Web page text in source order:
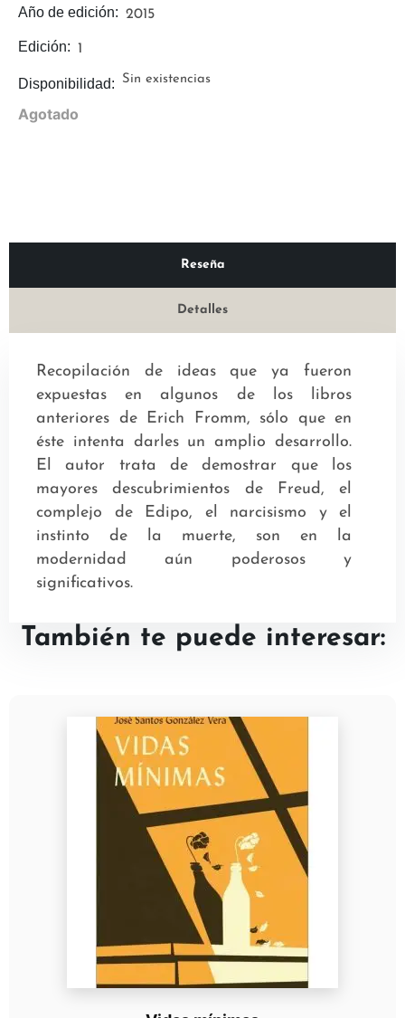
Agotado
Disponibilidad: Sin existencias
Edición: 1
Año de edición: 2015
Reseña
Detalles
Recopilación de ideas que ya fueron
expuestas en algunos de los libros
anteriores de Erich Fromm, sólo que en
éste intenta darles un amplio desarrollo.
El autor trata de demostrar que los
mayores descubrimientos de Freud, el
complejo de Edipo, el narcisismo y el
instinto de la muerte, son en la
modernidad aún poderosos y
significativos.
También te puede interesar: